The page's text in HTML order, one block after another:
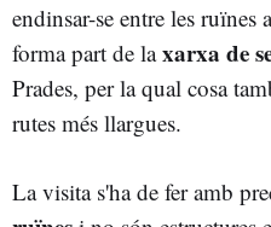
endinsar-se entre les
forma part de laxarxa de
Prades, per la qual cosa
rutes més llargues.
La visita s'ha de fer amb